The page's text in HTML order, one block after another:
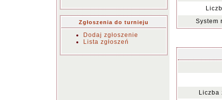
Zgłoszenia do turnieju
Dodaj zgłoszenie
Lista zgłoszeń
System
Liczba